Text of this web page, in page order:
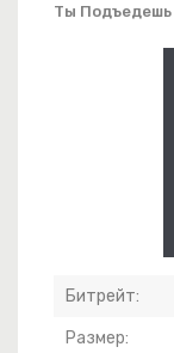
Ты Подъедешь
Битрейт:
Размер: